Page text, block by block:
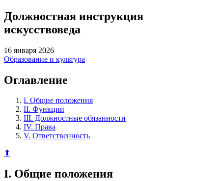
Должностная инструкция
искусствоведа
16 января 2026
Образование и культура
Оглавление
I. Общие положения
II. Функции
III. Должностные обязанности
IV. Права
V. Ответственность
⬆
I. Общие положения